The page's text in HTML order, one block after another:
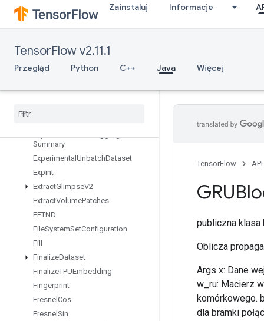
Zainstaluj Informacje
TensorFlow v2.11.1
Przegląd Python C++ Java Więcej
taset
ExperimentalRandomDataset
ExperimentalSetStatsAggregator
ExperimentalSliding
Window
Summary
Experimental UnbatchDataset
Expint
ExtractGlimpseV2
ExtractVolumePatches
FFTND
FileSystemSetConfiguration
Fill
FinalizeDataset
FinalizeTPUEmbedding
Fingerprint
Fresnel Cos
Fresnel Sin
TensorFlow API
publiczna klasa
Oblicza
Args x: Dane
w_ru: Macierz
komórkowego.
dla bramki